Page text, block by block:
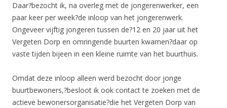
Daar?bezocht ik, na overleg met de jongerenwerker, een
paar keer per week?de inloop van het jongerenwerk.
Ongeveer vijftig jongeren tussen de?12 en 20 jaar uit het
Vergeten Dorp en omringende buurten kwamen?daar op
vaste tijden bijeen in een kleine ruimte van het buurthuis.
Omdat deze inloop alleen werd bezocht door jonge
buurtbewoners,?besloot ik ook contact te zoeken met de
actieve bewonersorganisatie?die het Vergeten Dorp van